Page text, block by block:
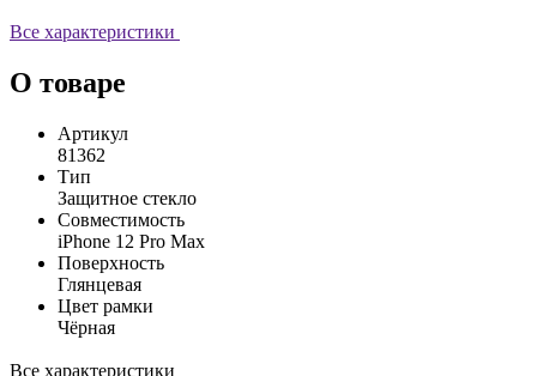
Все характеристики
О товаре
Артикул
81362
Тип
Защитное стекло
Совместимость
iPhone 12 Pro Max
Поверхность
Глянцевая
Цвет рамки
Чёрная
Все характеристики